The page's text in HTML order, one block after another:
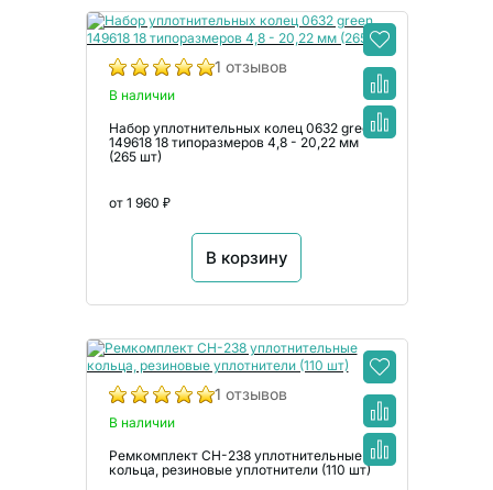
1 отзывов
В наличии
Набор уплотнительных колец 0632 green
149618 18 типоразмеров 4,8 - 20,22 мм
(265 шт)
от 1 960 ₽
В корзину
1 отзывов
В наличии
Ремкомплект CH-238 уплотнительные
кольца, резиновые уплотнители (110 шт)